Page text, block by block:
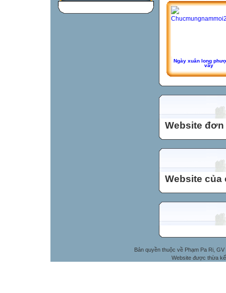
Ngày xuân long
vầy
Website
Website của
Bản quyền thuộc về Phạm Pa Ri,
Website được thừa